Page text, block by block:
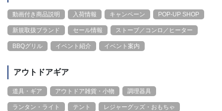
動画付き商品説明 入荷情報 キャンペーン POP-UP SHOP
新規取扱ブランド セール情報 ストーブ／コンロ／ヒーター
BBQグリル イベント紹介 イベント案内
アウトドアギア
道具・ギア アウトドア雑貨・小物 調理器具
ランタン・ライト テント レジャーグッズ・おもちゃ